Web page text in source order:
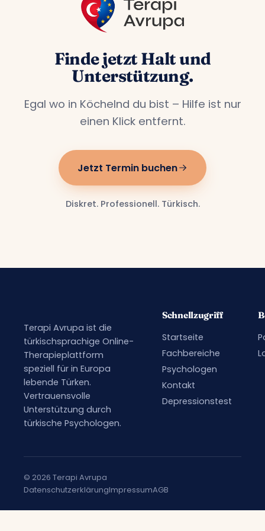
Finde jetzt Halt und
Unterstützung.
Egal wo in Köchelnd du bist – Hilfe ist nur
einen Klick entfernt.
Jetzt Termin buchen
Diskret. Professionell. Türkisch.
Terapi Avrupa ist die
türkischsprachige Online-
Therapieplattform
speziell für in Europa
lebende Türken.
Vertrauensvolle
Unterstützung durch
türkische Psychologen.
Schnellzugriff
Startseite
Fachbereiche
Psychologen
Kontakt
Depressionstest
© 2026 Terapi Avrupa
DatenschutzerklärungImpressumAGB